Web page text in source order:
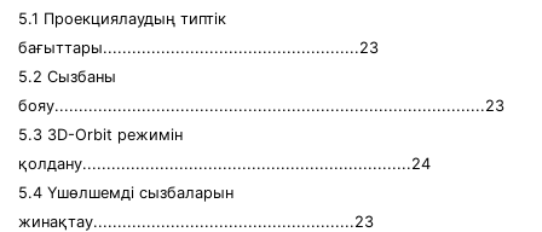
5.1 Проекциялаудың типтік
бағыттары.....................................................23
5.2 Сызбаны
бояу.........................................................................................23
5.3 3D-Orbit режимін
қолдану....................................................................24
5.4 Үшөлшемді сызбаларын
жинақтау......................................................23